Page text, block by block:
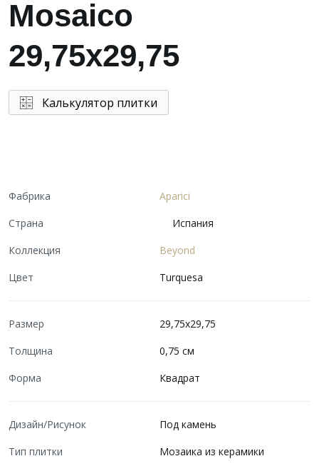
Mosaico
29,75x29,75
Калькулятор плитки
Фабрика
Aparici
Страна
Испания
Коллекция
Beyond
Цвет
Turquesa
Размер
29,75x29,75
Толщина
0,75 см
Форма
Квадрат
Дизайн/Рисунок
Под камень
Тип плитки
Мозаика из керамики